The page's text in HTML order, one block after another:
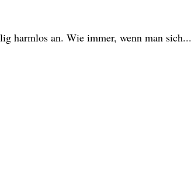
harmlos an. Wie immer, wenn man sich...